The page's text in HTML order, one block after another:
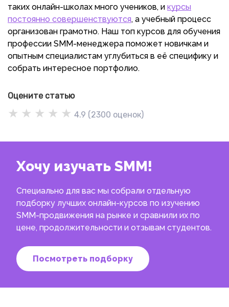
таких онлайн-школах много учеников, и курсы
постоянно совершенствуются, а учебный процесс
организован грамотно. Наш топ курсов для обучения
профессии SMM-менеджера поможет новичкам и
опытным специалистам углубиться в её специфику и
собрать интересное портфолио.
Оцените статью
★ ★ ★ ★ ★ 4.9 (2300 оценок)
Хочу изучать SMM!
Специально для вас мы собрали отдельную
подборку лучших онлайн-курсов по изучению
SMM-продвижения на рынке и сравнили их по
цене, продолжительности и отзывам студентов.
Посмотреть подборку